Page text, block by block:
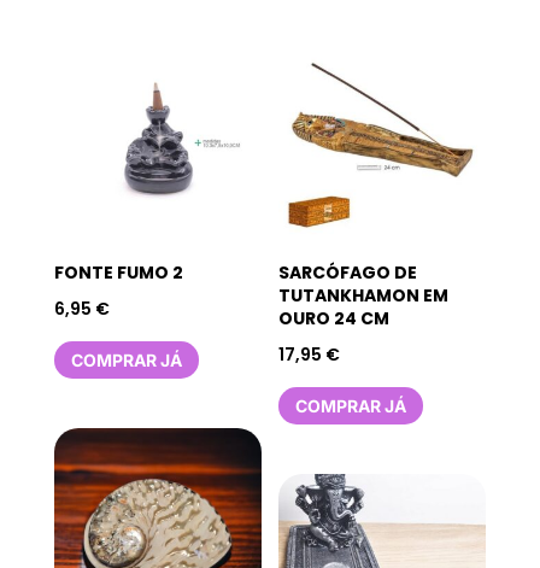
FONTE FUMO 2
6,95 €
COMPRAR JÁ
SARCÓFAGO DE
TUTANKHAMON EM
OURO 24 CM
17,95 €
COMPRAR JÁ